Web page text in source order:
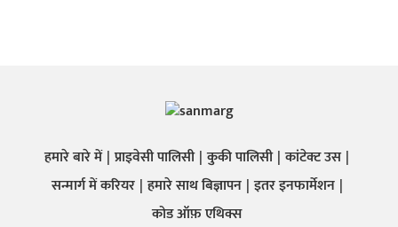
हमारे बारे में प्राइवेसी पालिसी कुकी पालिसी कांटेक्ट उस
सन्मार्ग में करियर हमारे साथ बिज्ञापन इतर इनफार्मेशन
कोड ऑफ़ एथिक्स